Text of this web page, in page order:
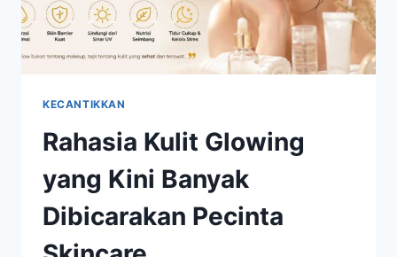
KECANTIKKAN
Rahasia Kulit Glowing
yang Kini Banyak
Dibicarakan Pecinta